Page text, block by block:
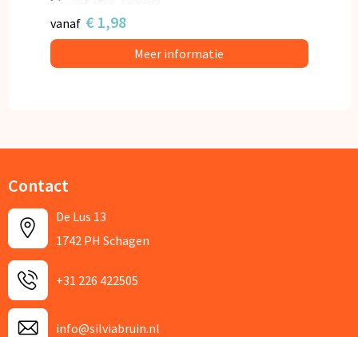
vanaf € 1,98
Meer informatie
Contact
De Lus 13
1742 PH Schagen
+31 226 422505
info@silviabruin.nl